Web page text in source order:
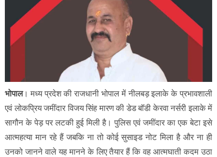
भोपाल। मध्य प्रदेश की राजधानी भोपाल में नीलबड़ इलाके के प्रभावशाली
एवं लोकप्रिय जमींदार विजय सिंह मारण की डेड बॉडी केरवा नर्सरी इलाके में
सागौन के पेड़ पर लटकी हुई मिली है। पुलिस एवं जमींदार का एक बेटा इसे
आत्महत्या मान रहे हैं जबकि ना तो कोई सुसाइड नोट मिला है और ना ही
उनको जानने वाले यह मानने के लिए तैयार हैं कि वह आत्मघाती कदम उठा